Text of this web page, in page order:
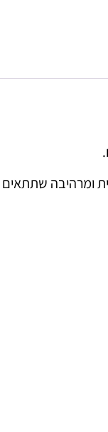
ומרהיבה